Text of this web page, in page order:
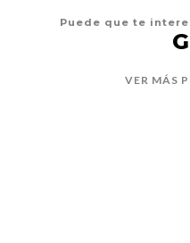
Puede que te
VER MÁS